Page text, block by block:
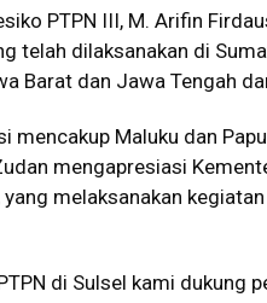
PTPN III, M. Arifin
telah dilaksanakan di
Barat dan Jawa Tengah
mencakup Maluku dan
mengapresiasi
yang melaksanakan
di Sulsel kami dukung